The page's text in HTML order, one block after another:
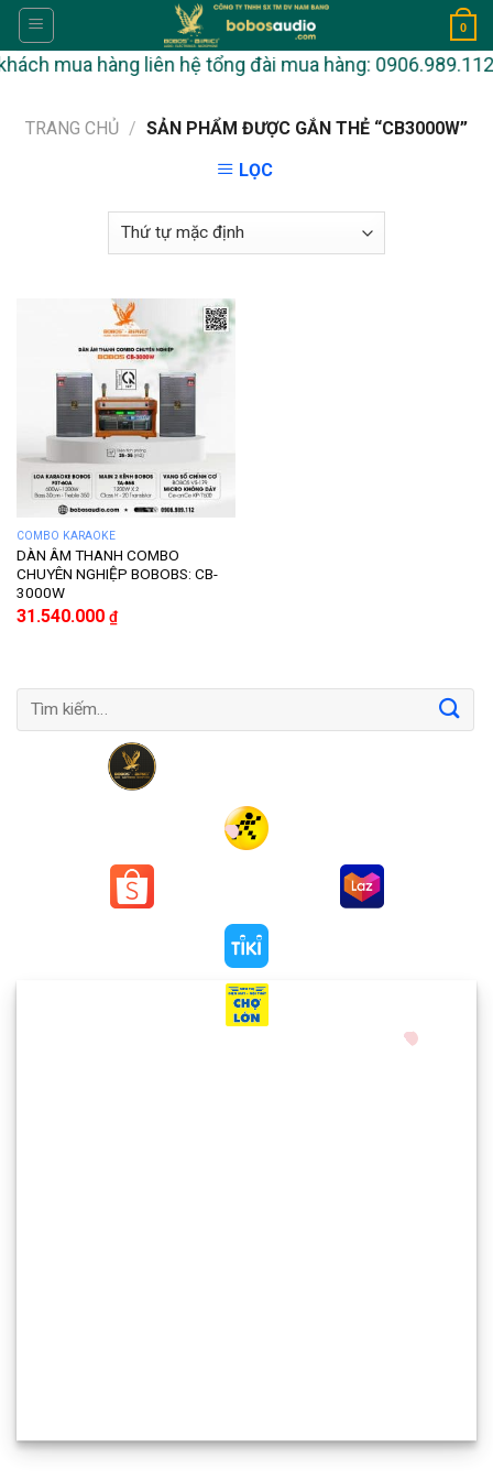
Skip
content
0
mua hàng liên hệ tổng đài mua hàng:
TRANG CHỦ / SẢN PHẨM ĐƯỢC GẮN THẺ “CB3000W”
LỌC
COMBO KARAOKE
DÀN ÂM THANH COMBO
CHUYÊN NGHIỆP BOBOBS: CB-
3000W
31.540.000 ₫
Tìm
kiếm: